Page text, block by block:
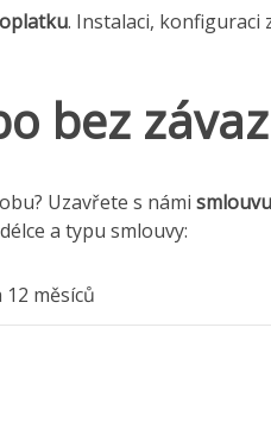
. Instalaci,
bez
Uzavřete s námi
a typu smlouvy:
měsíců